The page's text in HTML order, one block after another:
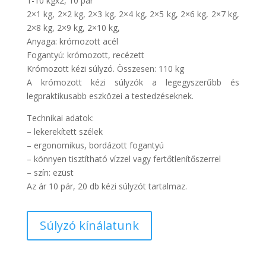
2×1 kg, 2×2 kg, 2×3 kg, 2×4 kg, 2×5 kg, 2×6 kg, 2×7 kg,
2×8 kg, 2×9 kg, 2×10 kg,
Anyaga: krómozott acél
Fogantyú: krómozott, recézett
Krómozott kézi súlyzó. Összesen: 110 kg
A krómozott kézi súlyzók a legegyszerűbb és
legpraktikusabb eszközei a testedzéseknek.
Technikai adatok:
– lekerekített szélek
– ergonomikus, bordázott fogantyú
– könnyen tisztítható vízzel vagy fertőtlenítőszerrel
– szín: ezüst
Az ár 10 pár, 20 db kézi súlyzót tartalmaz.
Súlyzó kínálatunk